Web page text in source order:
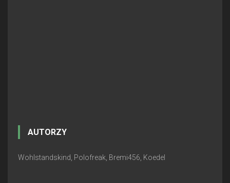
AUTORZY
Wohlstandskind, Polofreak, Bremi456, Koedel